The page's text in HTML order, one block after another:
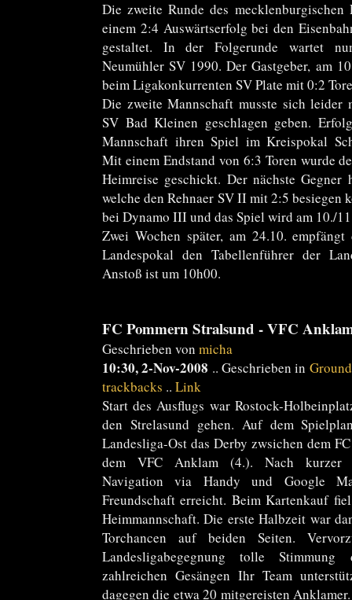
Die zweite Runde des mecklenburgischen
einem 2:4 Auswärtserfolg bei den
gestaltet. In der Folgerunde wartet
Neumühler SV 1990. Der Gastgeber, am
beim Ligakonkurrenten SV Plate mit 0:2
Die zweite Mannschaft musste sich leider
SV Bad Kleinen geschlagen geben.
Mannschaft ihren Spiel im Kreispokal
Mit einem Endstand von 6:3 Toren wurde
Heimreise geschickt. Der nächste
welche den Rehnaer SV II mit 2:5 besiegen
bei Dynamo III und das Spiel wird am 10./
Zwei Wochen später, am 24.10.
Landespokal den Tabellenführer der
Anstoß ist um 10h00.
FC Pommern Stralsund - VFC
Geschrieben von micha
10:30, 2-Nov-2008 .. Geschrieben in
trackbacks .. Link
Start des Ausflugs war Rostock-
den Strelasund gehen. Auf dem
Landesliga-Ost das Derby zwsichen dem
dem VFC Anklam (4.). Nach kurzer
Navigation via Handy und Google
Freundschaft erreicht. Beim Kartenkauf
Heimmannschaft. Die erste Halbzeit war
Torchancen auf beiden Seiten.
Landesligabegegnung tolle
zahlreichen Gesängen Ihr Team
dagegen die etwa 20 mitgereisten